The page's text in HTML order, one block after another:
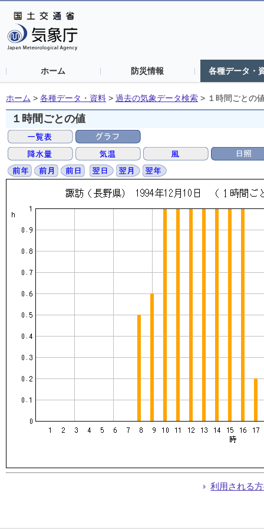
ホーム 防災情報 各種データ・
ホーム > 各種データ・資料 > 過去の気象データ検索 > １時間ごとの
１時間ごとの値
利用される